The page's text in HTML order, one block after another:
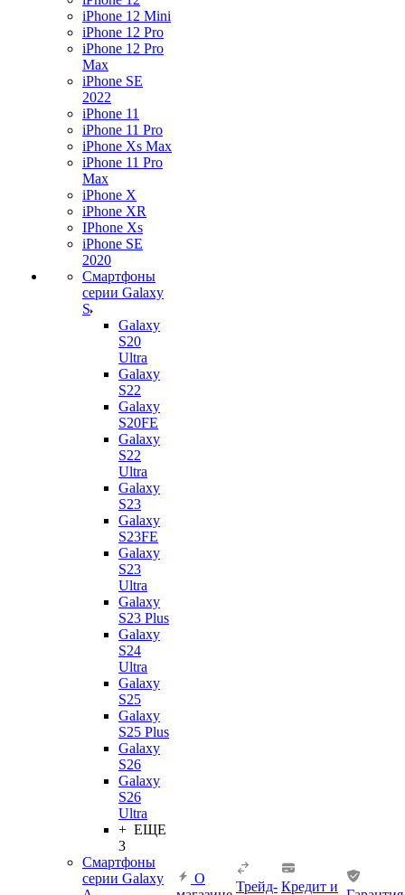
iPhone 12 Mini
iPhone 12 Pro
iPhone 12 Pro
Max
iPhone SE
2022
iPhone 11
iPhone 11 Pro
iPhone Xs Max
iPhone 11 Pro
Max
iPhone X
iPhone XR
IPhone Xs
iPhone SE
2020
Смартфоны
серии Galaxy
S
Galaxy
S20
Ultra
Galaxy
S22
Galaxy
S20FE
Galaxy
S22
Ultra
Galaxy
S23
Galaxy
S23FE
Galaxy
S23
Ultra
Galaxy
S23 Plus
Galaxy
S24
Ultra
Galaxy
S25
Galaxy
S25 Plus
Galaxy
S26
Galaxy
S26
Ultra
+ ЕЩЕ
3
Смартфоны
серии Galaxy
О
Трейд- Кредит и